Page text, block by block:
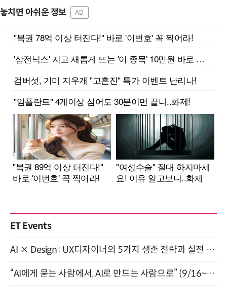
놓치면 아쉬운 정보 AD
ET Events
AI × Design : UX디자이너의 5가지 생존 전략과 실전 대응 8월 28일 개최
“AI에게 묻는 사람에서, AI로 만드는 사람으로” (9/16~17)